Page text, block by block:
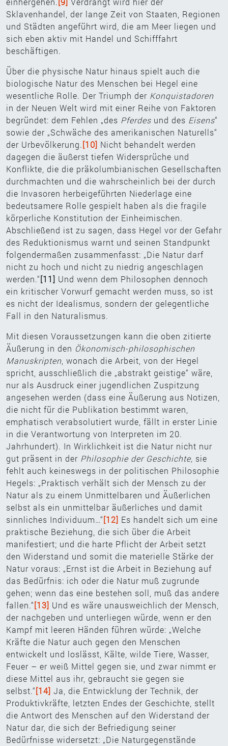
Sklavenhandel, der lange Zeit von Staaten, Regionen
und Städten angeführt wird, die am Meer liegen und
sich eben aktiv mit Handel und Schifffahrt
beschäftigen.
Über die physische Natur hinaus spielt auch die
biologische Natur des Menschen bei Hegel eine
wesentliche Rolle. Der Triumph der Konquistadoren
in der Neuen Welt wird mit einer Reihe von Faktoren
begründet: dem Fehlen „des Pferdes und des Eisens“
sowie der „Schwäche des amerikanischen Naturells“
der Urbevölkerung.[10] Nicht behandelt werden
dagegen die äußerst tiefen Widersprüche und
Konflikte, die die präkolumbianischen Gesellschaften
durchmachten und die wahrscheinlich bei der durch
die Invasoren herbeigeführten Niederlage eine
bedeutsamere Rolle gespielt haben als die fragile
körperliche Konstitution der Einheimischen.
Abschließend ist zu sagen, dass Hegel vor der Gefahr
des Reduktionismus warnt und seinen Standpunkt
folgendermaßen zusammenfasst: „Die Natur darf
nicht zu hoch und nicht zu niedrig angeschlagen
werden.“[11] Und wenn dem Philosophen dennoch
ein kritischer Vorwurf gemacht werden muss, so ist
es nicht der Idealismus, sondern der gelegentliche
Fall in den Naturalismus.
Mit diesen Voraussetzungen kann die oben zitierte
Äußerung in den Ökonomisch-philosophischen
Manuskripten , wonach die Arbeit, von der Hegel
spricht, ausschließlich die „abstrakt geistige“ wäre,
nur als Ausdruck einer jugendlichen Zuspitzung
angesehen werden (dass eine Äußerung aus Notizen,
die nicht für die Publikation bestimmt waren,
emphatisch verabsolutiert wurde, fällt in erster Linie
in die Verantwortung von Interpreten im 20.
Jahrhundert). In Wirklichkeit ist die Natur nicht nur
gut präsent in der Philosophie der Geschichte, sie
fehlt auch keineswegs in der politischen Philosophie
Hegels: „Praktisch verhält sich der Mensch zu der
Natur als zu einem Unmittelbaren und Äußerlichen
selbst als ein unmittelbar äußerliches und damit
sinnliches Individuum…“[12] Es handelt sich um eine
praktische Beziehung, die sich über die Arbeit
manifestiert; und die harte Pflicht der Arbeit setzt
den Widerstand und somit die materielle Stärke der
Natur voraus: „Ernst ist die Arbeit in Beziehung auf
das Bedürfnis: ich oder die Natur muß zugrunde
gehen; wenn das eine bestehen soll, muß das andere
fallen.“[13] Und es wäre unausweichlich der Mensch,
der nachgeben und unterliegen würde, wenn er den
Kampf mit leeren Händen führen würde: „Welche
Kräfte die Natur auch gegen den Menschen
entwickelt und loslässt, Kälte, wilde Tiere, Wasser,
Feuer – er weiß Mittel gegen sie, und zwar nimmt er
diese Mittel aus ihr, gebraucht sie gegen sie
selbst.“[14] Ja, die Entwicklung der Technik, der
Produktivkräfte, letzten Endes der Geschichte, stellt
die Antwort des Menschen auf den Widerstand der
Natur dar, die sich der Befriedigung seiner
Bedürfnisse widersetzt: „Die Naturgegenstände